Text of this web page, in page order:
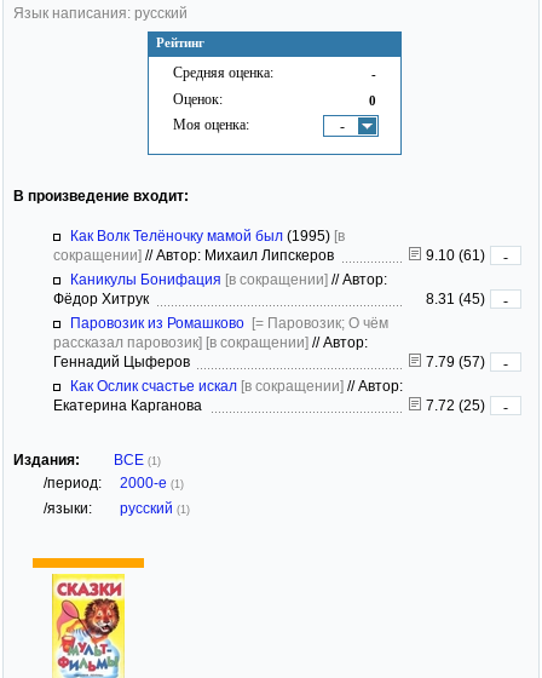
Рейтинг
Средняя оценка: -
Оценок: 0
Моя оценка: -
Язык написания: русский
В произведение входит:
Как Волк Телёночку мамой был (1995) [в
сокращении] //Автор: Михаил Липскеров 9.10 (61)
-
Каникулы Бонифация [в сокращении] //Автор:
Фёдор Хитрук
8.31 (45)
-
Паровозик из Ромашково [= Паровозик; О чём
рассказал паровозик] [в сокращении] //Автор:
Геннадий Цыферов
7.79 (57)
-
Как Ослик счастье искал [в сокращении] //Автор:
Екатерина Карганова
7.72 (25) -
Издания: ВСЕ (1)
/период: 2000-е (1)
/языки: русский (1)